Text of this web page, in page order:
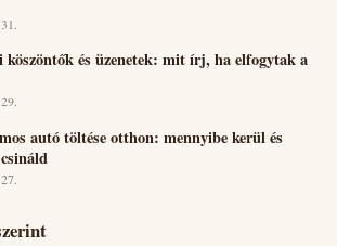
köszöntők és üzenetek: mit írj, ha elfogytak a
autó töltése otthon: mennyibe kerül és